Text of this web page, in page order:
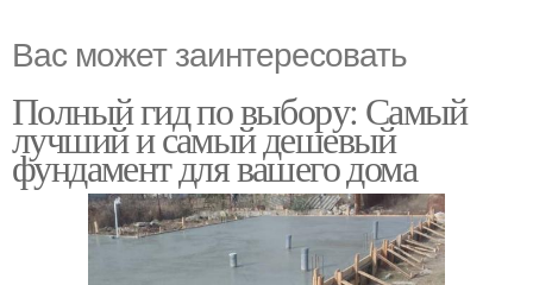
Вас может заинтересовать
Полный гид по выбору: Самый
лучший и самый дешевый
фундамент для вашего дома